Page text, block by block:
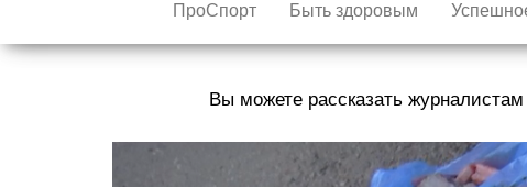
ПроСпорт Быть здоровым
Вы можете рассказать